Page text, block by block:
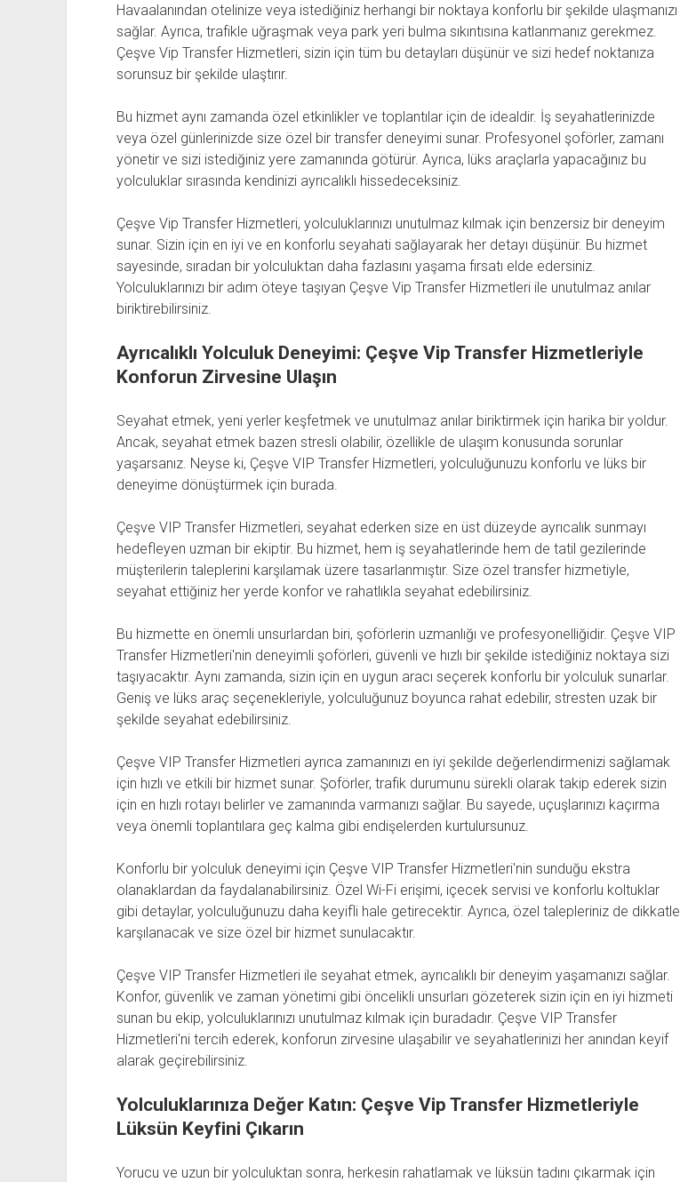
Havaalanından otelinize veya istediğiniz herhangi bir noktaya konforlu bir şekilde ulaşmanızı
sağlar. Ayrıca, trafikle uğraşmak veya park yeri bulma sıkıntısına katlanmanız gerekmez.
Çeşve Vip Transfer Hizmetleri, sizin için tüm bu detayları düşünür ve sizi hedef noktanıza
sorunsuz bir şekilde ulaştırır.
Bu hizmet aynı zamanda özel etkinlikler ve toplantılar için de idealdir. İş seyahatlerinizde
veya özel günlerinizde size özel bir transfer deneyimi sunar. Profesyonel şoförler, zamanı
yönetir ve sizi istediğiniz yere zamanında götürür. Ayrıca, lüks araçlarla yapacağınız bu
yolculuklar sırasında kendinizi ayrıcalıklı hissedeceksiniz.
Çeşve Vip Transfer Hizmetleri, yolculuklarınızı unutulmaz kılmak için benzersiz bir deneyim
sunar. Sizin için en iyi ve en konforlu seyahati sağlayarak her detayı düşünür. Bu hizmet
sayesinde, sıradan bir yolculuktan daha fazlasını yaşama fırsatı elde edersiniz.
Yolculuklarınızı bir adım öteye taşıyan Çeşve Vip Transfer Hizmetleri ile unutulmaz anılar
biriktirebilirsiniz.
Ayrıcalıklı Yolculuk Deneyimi: Çeşve Vip Transfer Hizmetleriyle
Konforun Zirvesine Ulaşın
Seyahat etmek, yeni yerler keşfetmek ve unutulmaz anılar biriktirmek için harika bir yoldur.
Ancak, seyahat etmek bazen stresli olabilir, özellikle de ulaşım konusunda sorunlar
yaşarsanız. Neyse ki, Çeşve VIP Transfer Hizmetleri, yolculuğunuzu konforlu ve lüks bir
deneyime dönüştürmek için burada.
Çeşve VIP Transfer Hizmetleri, seyahat ederken size en üst düzeyde ayrıcalık sunmayı
hedefleyen uzman bir ekiptir. Bu hizmet, hem iş seyahatlerinde hem de tatil gezilerinde
müşterilerin taleplerini karşılamak üzere tasarlanmıştır. Size özel transfer hizmetiyle,
seyahat ettiğiniz her yerde konfor ve rahatlıkla seyahat edebilirsiniz.
Bu hizmette en önemli unsurlardan biri, şoförlerin uzmanlığı ve profesyonelliğidir. Çeşve VIP
Transfer Hizmetleri'nin deneyimli şoförleri, güvenli ve hızlı bir şekilde istediğiniz noktaya sizi
taşıyacaktır. Aynı zamanda, sizin için en uygun aracı seçerek konforlu bir yolculuk sunarlar.
Geniş ve lüks araç seçenekleriyle, yolculuğunuz boyunca rahat edebilir, stresten uzak bir
şekilde seyahat edebilirsiniz.
Çeşve VIP Transfer Hizmetleri ayrıca zamanınızı en iyi şekilde değerlendirmenizi sağlamak
için hızlı ve etkili bir hizmet sunar. Şoförler, trafik durumunu sürekli olarak takip ederek sizin
için en hızlı rotayı belirler ve zamanında varmanızı sağlar. Bu sayede, uçuşlarınızı kaçırma
veya önemli toplantılara geç kalma gibi endişelerden kurtulursunuz.
Konforlu bir yolculuk deneyimi için Çeşve VIP Transfer Hizmetleri'nin sunduğu ekstra
olanaklardan da faydalanabilirsiniz. Özel Wi-Fi erişimi, içecek servisi ve konforlu koltuklar
gibi detaylar, yolculuğunuzu daha keyifli hale getirecektir. Ayrıca, özel talepleriniz de dikkatle
karşılanacak ve size özel bir hizmet sunulacaktır.
Çeşve VIP Transfer Hizmetleri ile seyahat etmek, ayrıcalıklı bir deneyim yaşamanızı sağlar.
Konfor, güvenlik ve zaman yönetimi gibi öncelikli unsurları gözeterek sizin için en iyi hizmeti
sunan bu ekip, yolculuklarınızı unutulmaz kılmak için buradadır. Çeşve VIP Transfer
Hizmetleri'ni tercih ederek, konforun zirvesine ulaşabilir ve seyahatlerinizi her anından keyif
alarak geçirebilirsiniz.
Yolculuklarınıza Değer Katın: Çeşve Vip Transfer Hizmetleriyle
Lüksün Keyfini Çıkarın
Yorucu ve uzun bir yolculuktan sonra, herkesin rahatlamak ve lüksün tadını çıkarmak için